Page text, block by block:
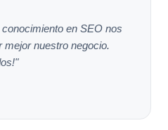
en SEO nos
mejor nuestro negocio.